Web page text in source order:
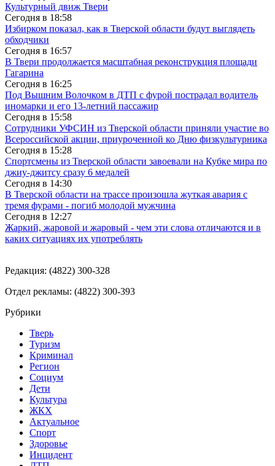
Культурный движ Твери
Сегодня в 18:58
Избирком показал, как в Тверской области будут выглядеть
обходчики
Сегодня в 16:57
В Твери продолжается масштабная реконструкция площади
Гагарина
Сегодня в 16:25
Под Вышним Волочком в ДТП с фурой пострадал водитель
иномарки и его 13-летний пассажир
Сегодня в 15:58
Сотрудники УФСИН из Тверской области приняли участие во
Всероссийской акции, приуроченной ко Дню физкультурника
Сегодня в 15:28
Спортсмены из Тверской области завоевали на Кубке мира по
джиу-джитсу сразу 6 медалей
Сегодня в 14:30
В Тверской области на трассе произошла жуткая авария с
тремя фурами - погиб молодой мужчина
Сегодня в 12:27
Жаркий, жаровой и жаровый - чем эти слова отличаются и в
каких ситуациях их употреблять
Редакция: (4822) 300-328
Отдел рекламы: (4822) 300-393
Рубрики
Тверь
Туризм
Криминал
Регион
Социум
Дети
Культура
ЖКХ
Актуальное
Спорт
Здоровье
Инцидент